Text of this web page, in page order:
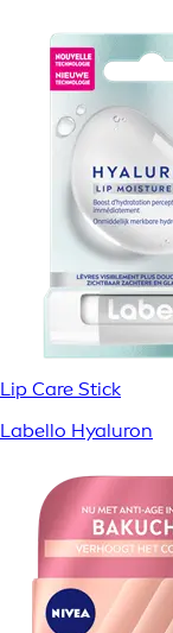
Lip Care Stick
Labello Hyaluron